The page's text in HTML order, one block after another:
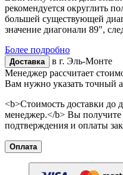
рекомендуется округлить
большей существующей
значение диагонали 89",
Более подробно
Доставка в г. Эль-Монте
Менеджер рассчитает
Вам нужно указать точный
<b>Стоимость доставки до
менеджер.</b> Вы
подтверждения и оплаты
Оплата